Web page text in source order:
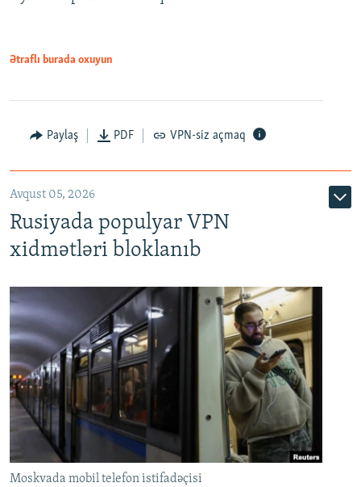
Ətraflı burada oxuyun
Paylaş PDF VPN-siz açmaq
Avqust 05, 2026
Rusiyada populyar VPN
xidmətləri bloklanıb
Moskvada mobil telefon istifadəçisi